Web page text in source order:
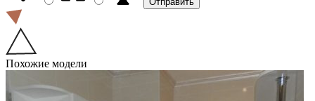
Похожие модели